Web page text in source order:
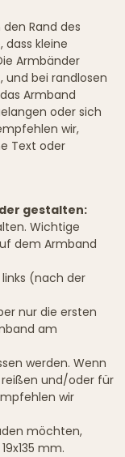
Rand des
kleine
Armbänder
und bei randlosen
Armband
oder sich
wir,
Text oder
gestalten:
Wichtige
dem Armband
(nach der
nur die ersten
am
werden. Wenn
und/oder für
wir
möchten,
mm.